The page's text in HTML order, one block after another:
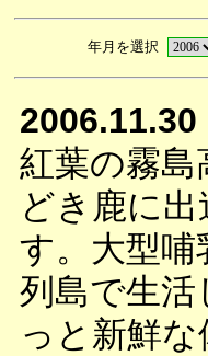
年月を選択
2006.11.30
紅葉の霧島
どき鹿に
す。大型哺
列島で生活
っと新鮮な